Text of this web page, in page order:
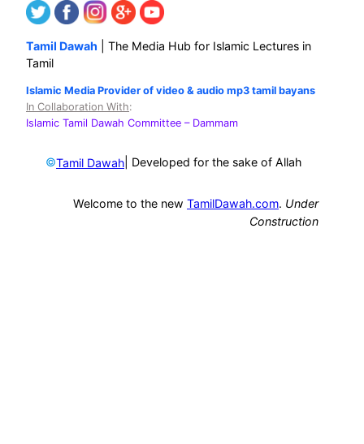
Tamil Dawah | The Media Hub for Islamic Lectures in
Tamil
Islamic Media Provider of video & audio mp3 tamil bayans
In Collaboration With:
Islamic Tamil Dawah Committee – Dammam
©Tamil Dawah | Developed for the sake of Allah
Welcome to the new TamilDawah.com. Under
Construction